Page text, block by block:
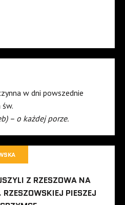
w dni powszednie
– o każdej porze.
Z RZESZOWA NA
PIESZEJ